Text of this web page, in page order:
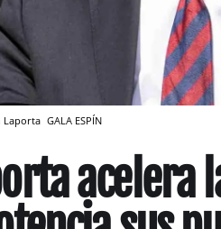
Laporta GALA ESPÍN
acelera